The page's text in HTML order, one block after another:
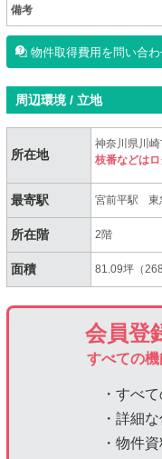
備考
物件取得費用を問い合わ
周辺環境 / 立地
所在地
神奈川県川
枝番などは
最寄駅 宮前平駅 東
所在階 2階
面積 81.09坪（
会員登
すべての
・すべ
・詳細
・物件